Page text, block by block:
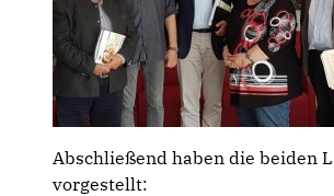
Abschließend haben die beiden
vorgestellt: